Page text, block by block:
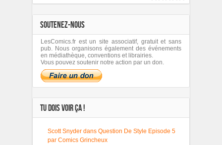
SOUTENEZ-NOUS
LesComics.fr est un site associatif, gratuit et sans
pub. Nous organisons également des événements
en médiathèque, conventions et librairies.
Vous pouvez soutenir notre action par un don.
TU DOIS VOIR ÇA !
Scott Snyder dans Question De Style Episode 5
par Comics Grincheux